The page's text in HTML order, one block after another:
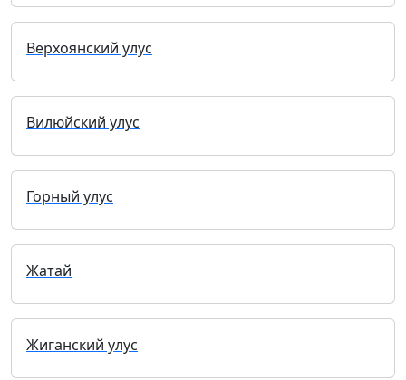
Верхоянский улус
Вилюйский улус
Горный улус
Жатай
Жиганский улус